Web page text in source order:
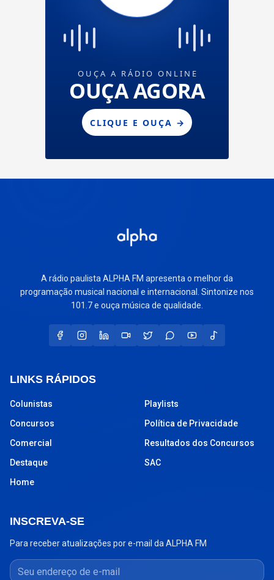
A rádio paulista ALPHA FM apresenta o melhor da
programação musical nacional e internacional. Sintonize nos
101.7 e ouça música de qualidade.
LINKS RÁPIDOS
Colunistas
Concursos
Comercial
Destaque
Home
Playlists
Política de Privacidade
Resultados dos Concursos
SAC
INSCREVA-SE
Para receber atualizações por e-mail da ALPHA FM
Seu endereço de e-mail